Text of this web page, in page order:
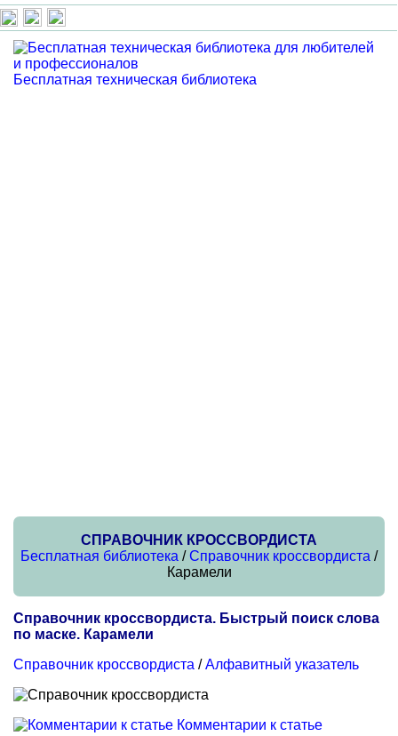
Бесплатная техническая библиотека
СПРАВОЧНИК КРОССВОРДИСТА
Бесплатная библиотека /Справочник кроссвордиста /
Карамели
Справочник кроссвордиста. Быстрый поиск слова
по маске. Карамели
Справочник кроссвордиста /Алфавитный указатель
Комментарии к статье